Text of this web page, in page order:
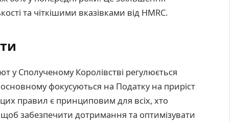
та чіткішими вказівками від HMRC.
у Сполученому Королівстві регулюється
фокусуються на Податку на приріст
правил є принциповим для всіх, хто
забезпечити дотримання та оптимізувати